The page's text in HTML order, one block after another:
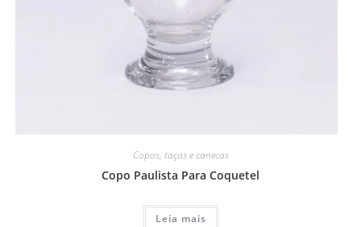
Copos, taças e canecas
Copo Paulista Para Coquetel
Leia mais